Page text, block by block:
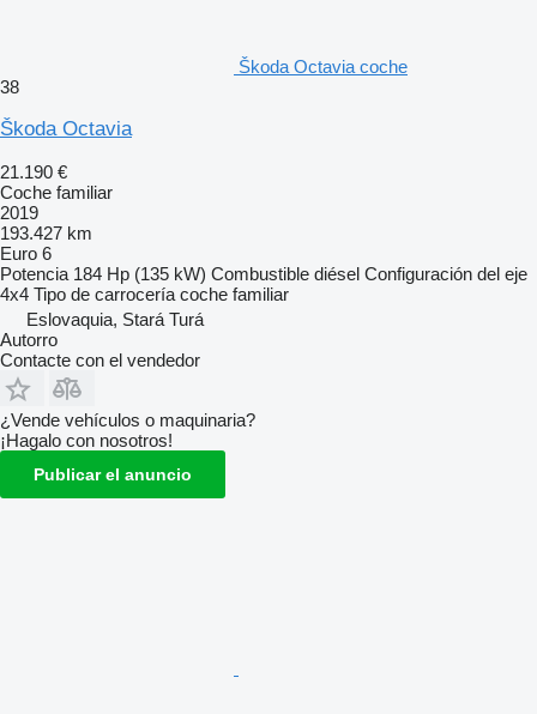
Škoda Octavia coche
38
Škoda Octavia
21.190 €
Coche familiar
2019
193.427 km
Euro 6
Potencia 184 Hp (135 kW) Combustible diésel Configuración del eje
4x4 Tipo de carrocería coche familiar
Eslovaquia, Stará Turá
Autorro
Contacte con el vendedor
¿Vende vehículos o maquinaria?
¡Hagalo con nosotros!
Publicar el anuncio